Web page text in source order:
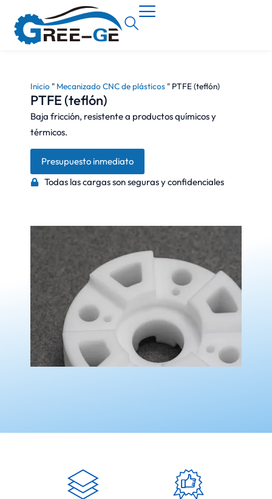
Inicio " Mecanizado CNC de plásticos " PTFE (teflón)
PTFE (teflón)
Baja fricción, resistente a productos químicos y
térmicos.
Presupuesto inmediato
Todas las cargas son seguras y confidenciales